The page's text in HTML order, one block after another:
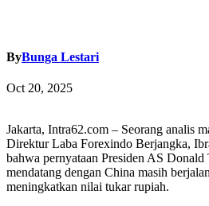
ByBunga Lestari
Oct 20, 2025
Jakarta, Intra62.com – Seorang analis
Direktur Laba Forexindo Berjangka,
bahwa pernyataan Presiden AS
mendatang dengan China masih
meningkatkan nilai tukar rupiah.